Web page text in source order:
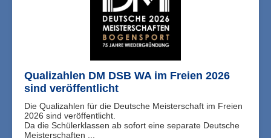
Qualizahlen DM DSB WA im Freien 2026
sind veröffentlicht
Die Qualizahlen für die Deutsche Meisterschaft im Freien
2026 sind veröffentlicht.
Da die Schülerklassen ab sofort eine separate Deutsche
Meisterschaften ...